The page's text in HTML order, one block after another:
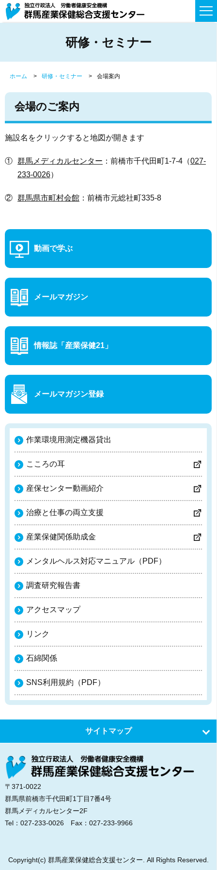
研修・セミナー
ホーム 研修・セミナー 会場案内
会場のご案内
施設名をクリックすると地図が開きます
① 群馬メディカルセンター ：前橋市千代田町1-7-4（027-
233-0026）
② 群馬県市町村会館 ：前橋市元総社町335-8
動画で学ぶ
メールマガジン
情報誌「産業保健21」
メールマガジン登録
作業環境用測定機器貸出
こころの耳
産保センター動画紹介
治療と仕事の両立支援
産業保健関係助成金
メンタルヘルス対応マニュアル（PDF）
調査研究報告書
アクセスマップ
リンク
石綿関係
SNS利用規約（PDF）
サイトマップ
トップ
センターのご紹介
研修・セミナー
〒371-0022
群馬県前橋市千代田町1丁目7番4号
群馬メディカルセンター2F
Tel： 027-233-0026 Fax：027-233-9966
Copyright(c) 群馬産業保健総合支援センター. All Rights Reserved.